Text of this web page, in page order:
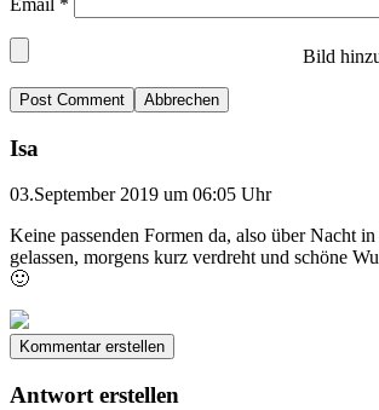
Email *
Bild
Abbrechen
Isa
03.September 2019 um 06:05 Uhr
Keine passenden Formen da, also über Nacht in
gelassen, morgens kurz verdreht und schöne
🙂
Kommentar erstellen
Antwort erstellen